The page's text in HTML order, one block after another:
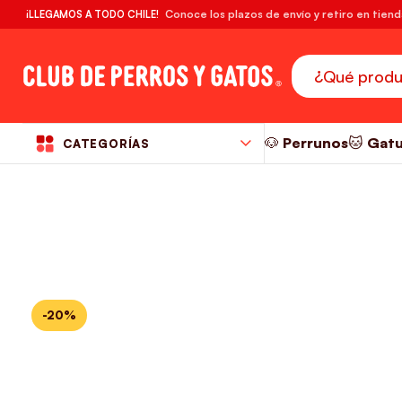
¡LLEGAMOS A TODO CHILE! Conoce los plazos de envío y retiro en
CATEGORÍAS 🐶 Perrunos🐱
-20%
RM